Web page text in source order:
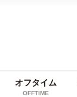
オフタイム
OFFTIME